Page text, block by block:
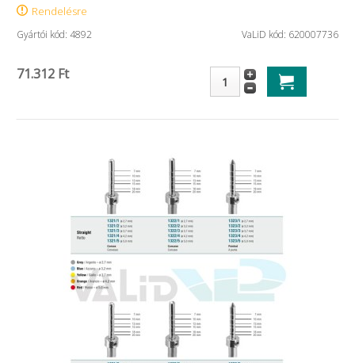
Rendelésre
Gyártói kód: 4892 VaLiD kód: 620007736
71.312 Ft